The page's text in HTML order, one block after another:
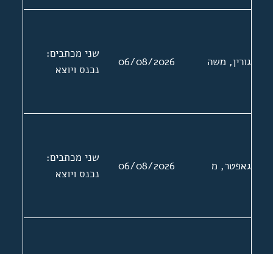
גורין, משה 06/08/2026
שני מכתבים:
נכנס ויוצא
גאפטר, מ 06/08/2026
שני מכתבים:
נכנס ויוצא